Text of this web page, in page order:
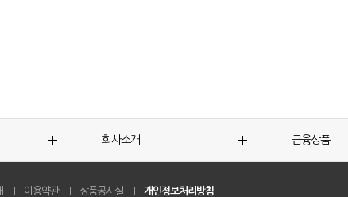
회사소개 금융상품
이용약관 상품공시실 개인정보처리방침